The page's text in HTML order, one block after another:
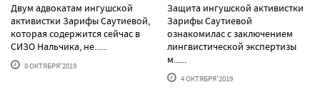
Двум адвокатам ингушской
активистки Зарифы Саутиевой,
которая содержится сейчас в
СИЗО Нальчика, не......
8 ОКТЯБРЯ'2019
Защита ингушской активистки
Зарифы Саутиевой
ознакомилас с заключением
лингвистической экспертизы
м......
4 ОКТЯБРЯ'2019